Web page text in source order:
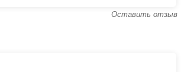
Оставить отзыв